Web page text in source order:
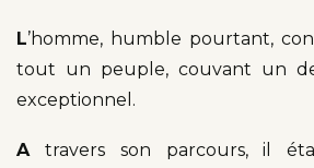
L’homme, humble pourtant,
tout un peuple, couvant un
exceptionnel.
A travers son parcours, il